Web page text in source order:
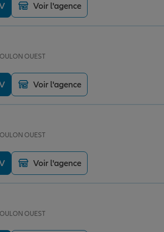
Voir l'agence
OUEST
Voir l'agence
OUEST
Voir l'agence
OUEST